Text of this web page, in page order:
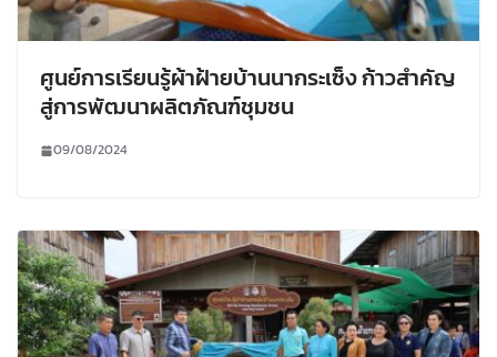
ศูนย์การเรียนรู้ผ้าฝ้ายบ้านนากระเซ็ง ก้าวสำคัญ
สู่การพัฒนาผลิตภัณฑ์ชุมชน
09/08/2024